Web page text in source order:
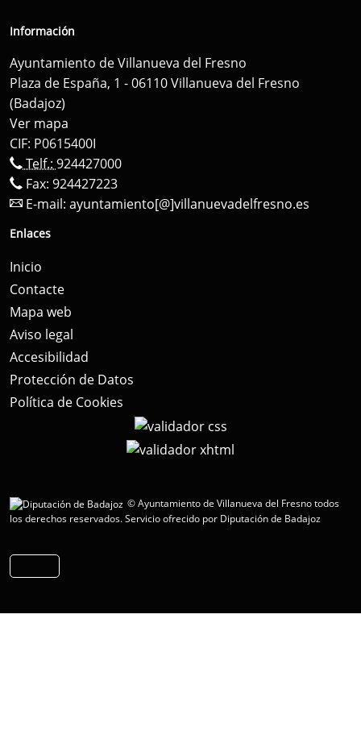
Información
Ayuntamiento de Villanueva del Fresno
Plaza de España, 1 - 06110 Villanueva del Fresno
(Badajoz)
Ver mapa
CIF: P0615400I
Telf.: 924427000
Fax: 924427223
E-mail: ayuntamiento[@]villanuevadelfresno.es
Enlaces
Inicio
Contacte
Mapa web
Aviso legal
Accesibilidad
Protección de Datos
Política de Cookies
© Ayuntamiento de Villanueva del Fresno todos
los derechos reservados.Servicio ofrecido por Diputación de Badajoz